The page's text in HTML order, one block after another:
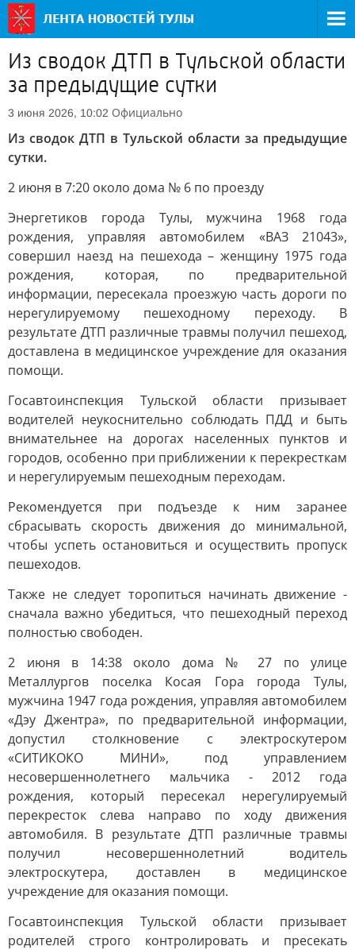
Из сводок ДТП в Тульской области
за предыдущие сутки
3 июня 2026, 10:02 Официально
Из сводок ДТП в Тульской области за предыдущие
сутки.
2 июня в 7:20 около дома № 6 по проезду
Энергетиков города Тулы, мужчина 1968 года
рождения, управляя автомобилем «ВАЗ 21043»,
совершил наезд на пешехода – женщину 1975 года
рождения, которая, по предварительной
информации, пересекала проезжую часть дороги по
нерегулируемому пешеходному переходу. В
результате ДТП различные травмы получил пешеход,
доставлена в медицинское учреждение для оказания
помощи.
Госавтоинспекция Тульской области призывает
водителей неукоснительно соблюдать ПДД и быть
внимательнее на дорогах населенных пунктов и
городов, особенно при приближении к перекресткам
и нерегулируемым пешеходным переходам.
Рекомендуется при подъезде к ним заранее
сбрасывать скорость движения до минимальной,
чтобы успеть остановиться и осуществить пропуск
пешеходов.
Также не следует торопиться начинать движение -
сначала важно убедиться, что пешеходный переход
полностью свободен.
2 июня в 14:38 около дома № 27 по улице
Металлургов поселка Косая Гора города Тулы,
мужчина 1947 года рождения, управляя автомобилем
«Дэу Джентра», по предварительной информации,
допустил столкновение с электроскутером
«СИТИКОКО МИНИ», под управлением
несовершеннолетнего мальчика - 2012 года
рождения, который пересекал нерегулируемый
перекресток слева направо по ходу движения
автомобиля. В результате ДТП различные травмы
получил несовершеннолетний водитель
электроскутера, доставлен в медицинское
учреждение для оказания помощи.
Госавтоинспекция Тульской области призывает
родителей строго контролировать и пресекать